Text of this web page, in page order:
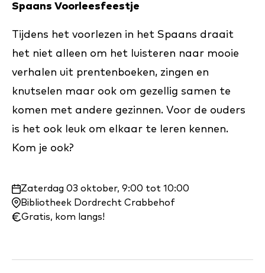
Spaans Voorleesfeestje
Tijdens het voorlezen in het Spaans draait
het niet alleen om het luisteren naar mooie
verhalen uit prentenboeken, zingen en
knutselen maar ook om gezellig samen te
komen met andere gezinnen. Voor de ouders
is het ook leuk om elkaar te leren kennen.
Kom je ook?
Waar
en
wanneer:
Zaterdag 03 oktober, 9:00 tot 10:00
Bibliotheek Dordrecht Crabbehof
Gratis, kom langs!